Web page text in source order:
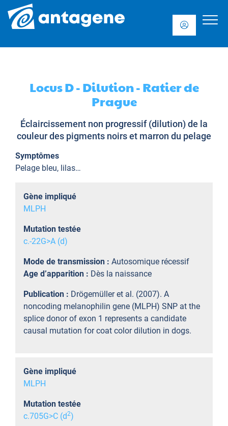
Locus D - Dilution - Ratier de
Prague
Éclaircissement non progressif (dilution) de la
couleur des pigments noirs et marron du pelage
Symptômes
Pelage bleu, lilas…
Gène impliqué
MLPH
Mutation testée
c.-22G>A (d)
Mode de transmission : Autosomique récessif
Age d’apparition : Dès la naissance
Publication : Drögemüller et al. (2007). A
noncoding melanophilin gene (MLPH) SNP at the
splice donor of exon 1 represents a candidate
causal mutation for coat color dilution in dogs.
Gène impliqué
MLPH
Mutation testée
c.705G>C (d2)